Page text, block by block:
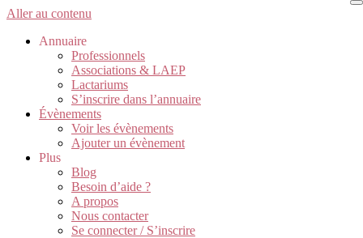
Aller au contenu
Annuaire
Professionnels
Associations & LAEP
Lactariums
S’inscrire dans l’annuaire
Évènements
Voir les évènements
Ajouter un évènement
Plus
Blog
Besoin d’aide ?
A propos
Nous contacter
Se connecter / S’inscrire